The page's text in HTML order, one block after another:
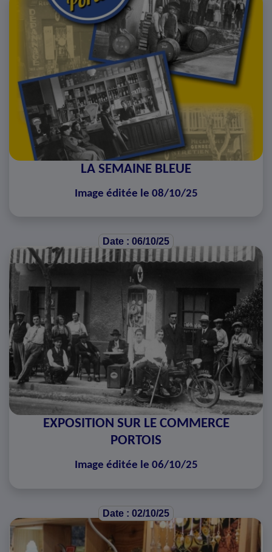
LA SEMAINE BLEUE
Image éditée le 08/10/25
Date : 06/10/25
EXPOSITION SUR LE COMMERCE
PORTOIS
Image éditée le 06/10/25
Date : 02/10/25